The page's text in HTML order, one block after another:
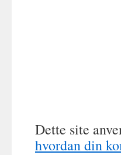
Dette site
hvordan din